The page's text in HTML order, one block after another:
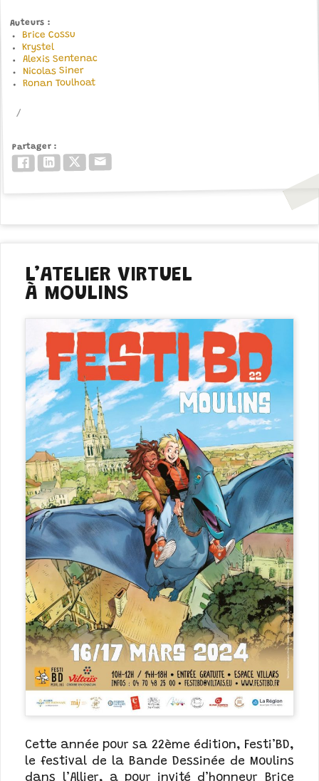
Auteurs
Brice Cossu
Krystel
Alexis Sentenac
Nicolas Siner
Ronan Toulhoat
Partager
FacebookLinkedInTwitter/X
L’ATELIER VIRTUEL
À MOULINS
Cette année pour sa 22ème édition, Festi’BD,
le festival de la Bande Dessinée de Moulins
dans l’Allier, a pour invité d’honneur Brice